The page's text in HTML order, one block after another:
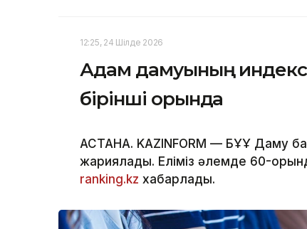
12:25, 24 Шілде 2026
Адам дамуының
бірінші орында
АСТАНА. KAZINFORM — БҰҰ Даму
жариялады. Еліміз әлемде 60-
ranking.kz хабарлады.